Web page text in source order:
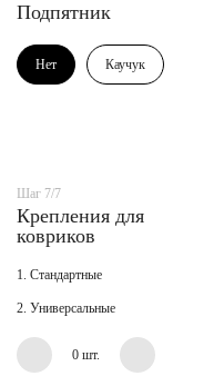
Подпятник
Нет Каучук
Шаг 7/7
Крепления для
ковриков
1. Стандартные
2. Универсальные
0 шт.